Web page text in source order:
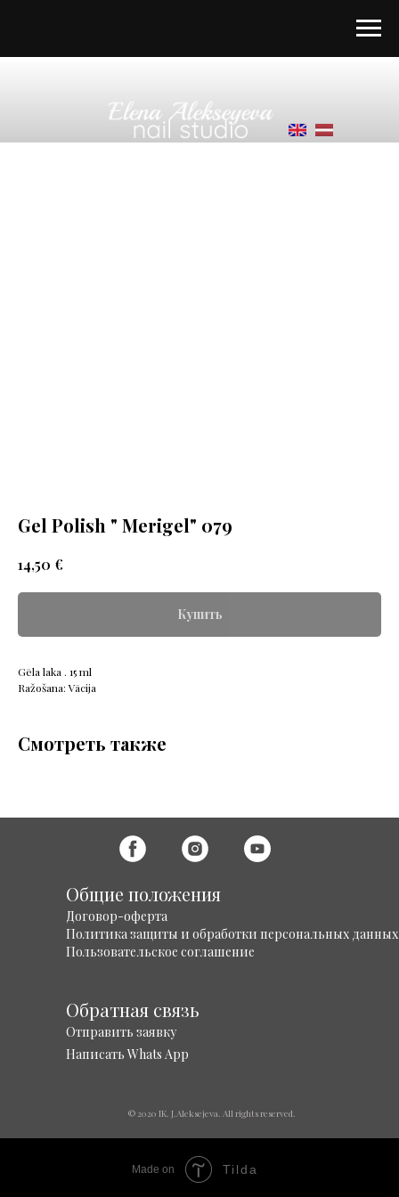
Gel Polish " Merigel" 079
14,50 €
Купить
Gēla laka . 15 ml
Ražošana: Vācija
Смотреть также
Общие положения
Договор-оферта
Политика защиты и обработки персональных данных
Пользовательское соглашение
Обратная связь
Написать Whats App
Отправить заявку
© 2020 IK. J.Aleksejeva. All rights reserved.
Made on Tilda